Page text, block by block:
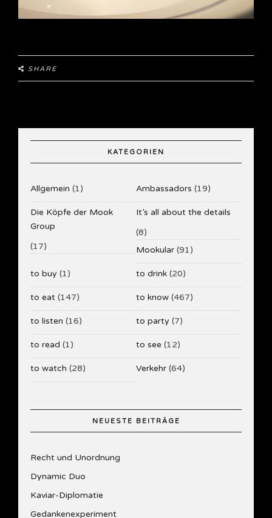
SHARE
KATEGORIEN
Allgemein (1) Ambassadors (19)
Die Köpfe der Mook
Group
(17)
It’s all about the details
(8)
Mookular (91)
to buy (1) to drink (20)
to eat (147) to know (467)
to listen (16) to party (7)
to read (1) to see (12)
to watch (28) Verkehr (64)
NEUESTE BEITRÄGE
Recht und Unordnung
Dynamic Duo
Kaviar-Diplomatie
Gedankenexperiment